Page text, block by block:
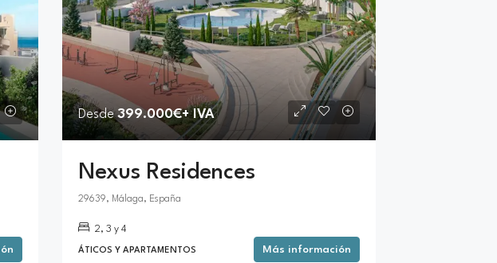
Desde399.000€+ IVA
Nexus Residences
29639, Málaga, España
2, 3 y 4
ÁTICOS Y APARTAMENTOS Más información